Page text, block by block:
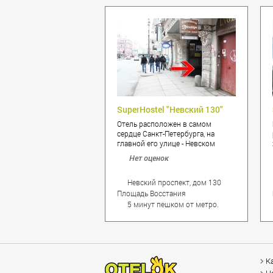
SuperHostel "Невский 130"
Отель расположен в самом
сердце Санкт-Петербурга, на
главной его улице - Невском
сможете ощутить ритм города,
ключом 24 часа в сутки! Вас ждет
огромное количество
всевозможных магазинов,
ресторанов, торговых центров,
множество музеев, выставок и
Нет оценок
Невский проспект, дом 130
Площадь Восстания
5 минут пешком от метро.